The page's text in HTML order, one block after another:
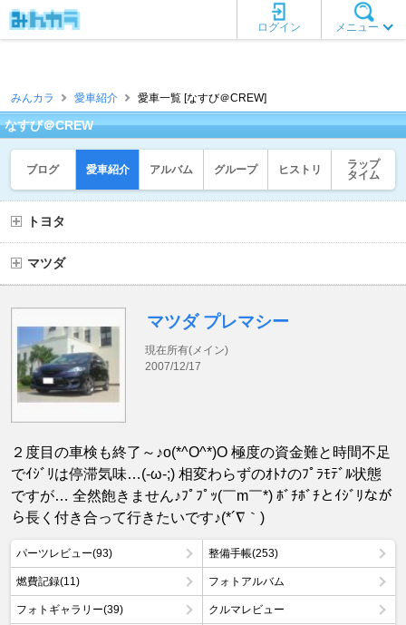
メニュー
ログイン
みんカラ 愛車紹介 愛車一覧 [なすび＠CREW]
なすび＠CREW
ブログ 愛車紹介 アルバム グループ ヒストリ
ラップ
タイム
トヨタ
マツダ
マツダ プレマシー
現在所有(メイン)
2007/12/17
２度目の車検も終了～♪o(*^O^*)O 極度の資金難と時間不足
でｲｼﾞﾘは停滞気味…(-ω-;) 相変わらずのｵﾄﾅのﾌﾟﾗﾓﾃﾞﾙ状態
ですが… 全然飽きません♪ﾌﾟﾌﾟｯ(￣m￣*) ﾎﾞﾁﾎﾞﾁとｲｼﾞﾘなが
ら長く付き合って行きたいです♪(*´∇｀)
パーツレビュー(93) 整備手帳(253)
燃費記録(11) フォトアルバム
フォトギャラリー(39) クルマレビュー